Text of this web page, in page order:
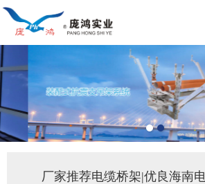
厂家推荐电缆桥架|优良海南